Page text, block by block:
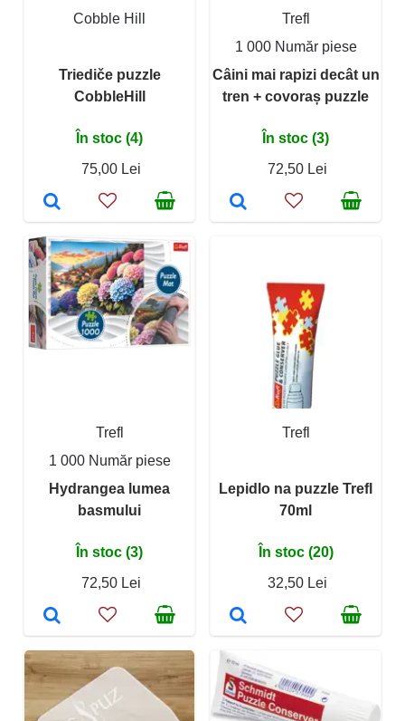
Cobble Hill
Triediče puzzle
CobbleHill
În stoc (4)
75,00 Lei
Trefl
1 000 Număr piese
Câini mai rapizi decât un
tren + covoraș puzzle
În stoc (3)
72,50 Lei
Trefl
1 000 Număr piese
Hydrangea lumea
basmului
În stoc (3)
72,50 Lei
Trefl
Lepidlo na puzzle Trefl
70ml
În stoc (20)
32,50 Lei